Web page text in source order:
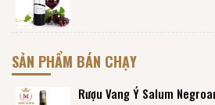
SẢN PHẨM BÁN CHẠY
Rượu Vang Ý Salum